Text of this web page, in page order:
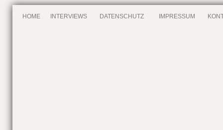
HOME INTERVIEWS DATENSCHUTZ IMPRESSUM